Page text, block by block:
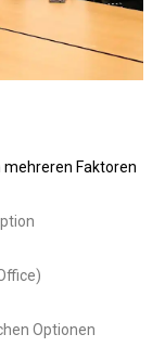
Faktoren
Optionen